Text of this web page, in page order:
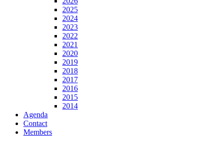
2025
2024
2023
2022
2021
2020
2019
2018
2017
2016
2015
2014
Agenda
Contact
Members